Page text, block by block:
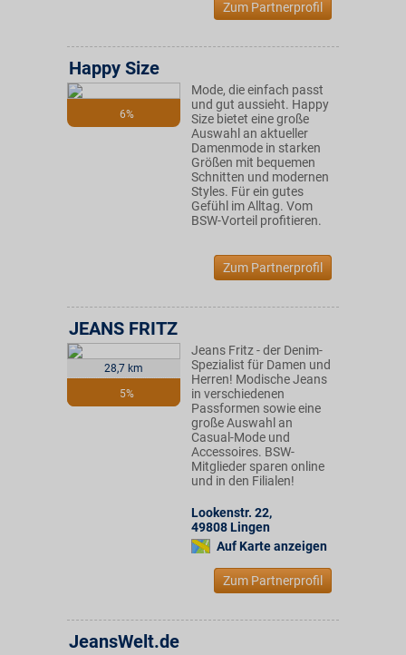
Zum Partnerprofil
6%
Happy Size
Mode, die einfach passt
und gut aussieht. Happy
Size bietet eine große
Auswahl an aktueller
Damenmode in starken
Größen mit bequemen
Schnitten und modernen
Styles. Für ein gutes
Gefühl im Alltag. Vom
BSW-Vorteil profitieren.
Zum Partnerprofil
28,7 km
5%
JEANS FRITZ
Jeans Fritz - der Denim-
Spezialist für Damen und
Herren! Modische Jeans
in verschiedenen
Passformen sowie eine
große Auswahl an
Casual-Mode und
Accessoires. BSW-
Mitglieder sparen online
und in den Filialen!
Lookenstr. 22,
49808 Lingen
Auf Karte anzeigen
Zum Partnerprofil
JeansWelt.de